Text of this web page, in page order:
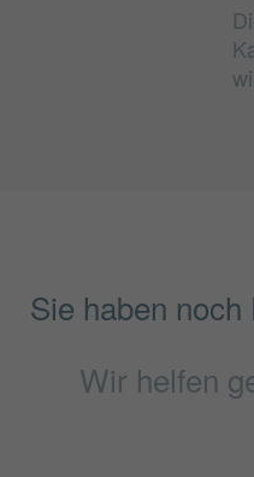
Sie haben noch
Wir helfen